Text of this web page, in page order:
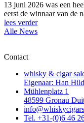
13 juni 2026 was een
eerst de winnaar van de
lees verder
Alle News
Contact
whisky & cigar
Eigenaar: Han
Mühlenplatz 1
48599 Gronau
Tel. +31-(0)6 46